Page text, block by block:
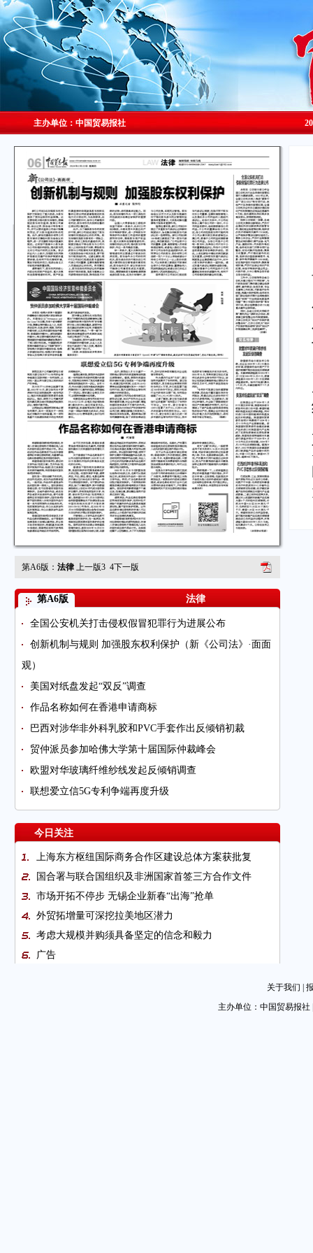
主办单位：中国贸易报社
第A6版： 法律 上一版3 4下一版
第A6版 法律
全国公安机关打击侵权假冒犯罪行为进展公布
创新机制与规则 加强股东权利保护（新《公司法》·面面
观）
美国对纸盘发起“双反”调查
作品名称如何在香港申请商标
巴西对涉华非外科乳胶和PVC手套作出反倾销初裁
贸仲派员参加哈佛大学第十届国际仲裁峰会
欧盟对华玻璃纤维纱线发起反倾销调查
联想爱立信5G专利争端再度升级
今日关注
上海东方枢纽国际商务合作区建设总体方案获批复
国合署与联合国组织及非洲国家首签三方合作文件
市场开拓不停步 无锡企业新春“出海”抢单
外贸拓增量可深挖拉美地区潜力
考虑大规模并购须具备坚定的信念和毅力
广告
关于我们
主办单位：中国贸易报